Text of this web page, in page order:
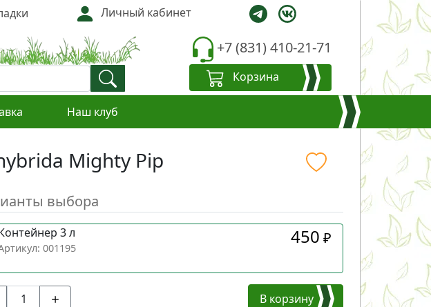
Личный кабинет
+7 (831) 410-21-71
Корзина
Наш клуб
Mighty Pip
выбора
3 л
001195
450 ₽
В корзину